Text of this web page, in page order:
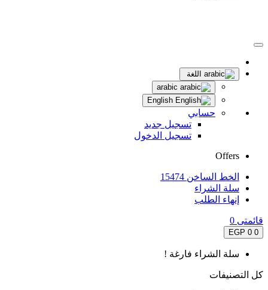
اللغة
حسابي
تسجيل جديد
تسجيل الدخول
Offers
الخط الساخن 15474
سلة الشراء
إنهاء الطلب
قائمتى 0
0
0 EGP
سلة الشراء فارغة !
كل التصنيفات